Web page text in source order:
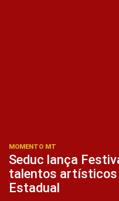
MOMENTO MT
Seduc lança
talentos artísticos
Estadual